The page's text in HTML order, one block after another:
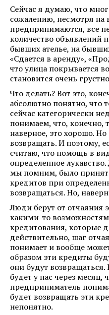
Сейчас я думаю, что
сожалению, несмотря на
предпринимаются, все
количество объявлений
бывших ателье, на
«Сдается в аренду»,
что улица покрывается
становится очень
Что делать? Вот это,
абсолютно понятно, что
сейчас категорически
понимаем, что, конечно,
наверное, это хорошо.
возвращать. И поэтому,
считаю, что помощь в
определенное
мы помним, было
кредитов при
возвращаться. Но,
Люди берут от отчаяния
какими-то
кредитования, которые
действительно, шаг
понимает и вообще
образом эти кредиты
они будут
будет у нас через месяц,
предприниматель
будет возвращать эти
непонятно.